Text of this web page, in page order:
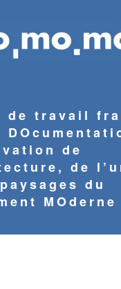
de travail
de
de
du
MOderne